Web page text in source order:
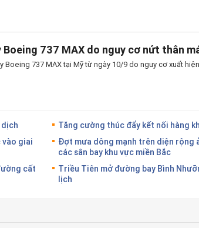
737 MAX do nguy cơ nứt thân
Boeing 737 MAX tại Mỹ từ ngày 10/9 do nguy cơ xuất
vào giai
cất
Tăng cường thúc đẩy kết nối hàng
Đợt mưa dông mạnh trên diện rộng
các sân bay khu vực miền Bắc
Triều Tiên mở đường bay Bình
lịch